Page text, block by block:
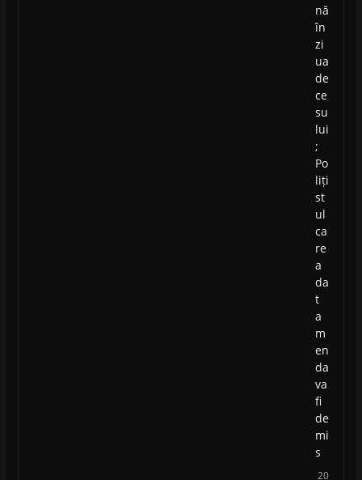
nă
în
zi
ua
de
ce
su
lui
;
Po
liți
st
ul
ca
re
a
da
t
a
m
en
da
va
fi
de
mi
s
20